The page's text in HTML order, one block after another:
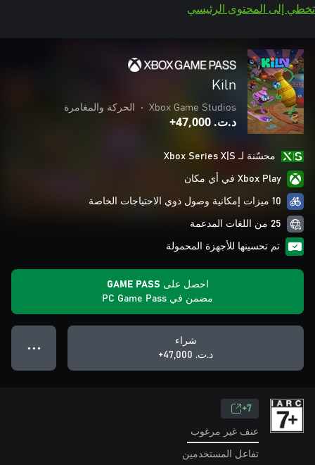
تخطي إلى المحتوى الرئيسي
Kiln
Xbox Game Studios
• الحركة والمغامرة
د.ت.‏ 47,000+
محسّنة لـ Xbox Series X|S
Xbox Play في أي مكان
10 ميزات إمكانية وصول ذوي الاحتياجات الخاصة
25 من اللغات المدعمة
تم تحسينها للأجهزة المحمولة
احصل على GAME PASS
مضمن في PC Game Pass
شراء
د.ت.‏ 47,000+
● ● ●
7+
عنف غير مرغوب
تفاعل المستخدمين